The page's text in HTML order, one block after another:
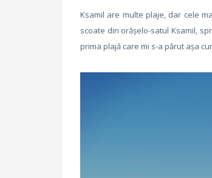
Ksamil are multe plaje, dar cele
scoate din orășelo-satul Ksamil,
prima plajă care mi s-a părut așa